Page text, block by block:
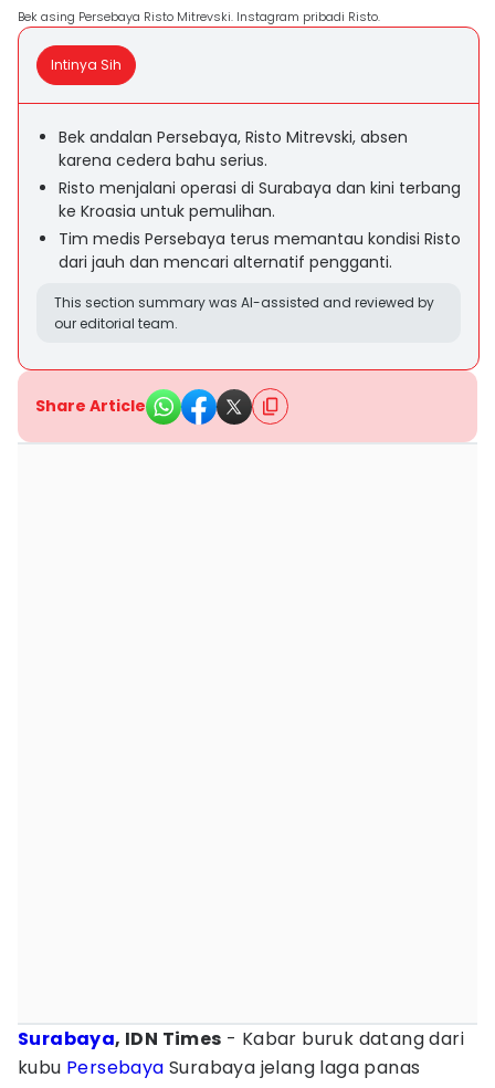
Bek asing Persebaya Risto Mitrevski. Instagram pribadi Risto.
Intinya Sih
Bek andalan Persebaya, Risto Mitrevski, absen
karena cedera bahu serius.
Risto menjalani operasi di Surabaya dan kini terbang
ke Kroasia untuk pemulihan.
Tim medis Persebaya terus memantau kondisi Risto
dari jauh dan mencari alternatif pengganti.
This section summary was AI-assisted and reviewed by
our editorial team.
Share Article
Surabaya, IDN Times - Kabar buruk datang dari
kubu Persebaya Surabaya jelang laga panas